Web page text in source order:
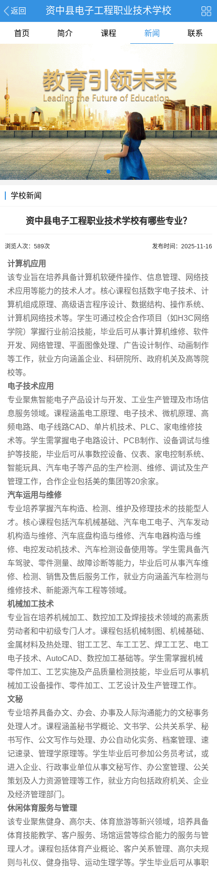
返回 资中县电子工程职业技术学校
首页 简介 课程 新闻 联系
学校新闻
资中县电子工程职业技术学校有哪些专业？
浏览人次：589次 发布时间：2025-11-16
计算机应用
该专业旨在培养具备计算机软硬件操作、信息管理、网络技
术应用等能力的技术人才。核心课程包括数字电子技术、计
算机组成原理、高级语言程序设计、数据结构、操作系统、
计算机网络技术等。学生可通过校企合作项目（如H3C网络
学院）掌握行业前沿技能，毕业后可从事计算机维修、软件
开发、网络管理、平面图像处理、广告设计制作、动画制作
等工作，就业方向涵盖企业、科研院所、政府机关及高等院
校等。
电子技术应用
专业聚焦智能电子产品设计与开发、工业生产管理及市场信
息服务领域。课程涵盖电工原理、电子技术、微机原理、高
频电路、电子线路CAD、单片机技术、PLC、家电维修技
术等。学生需掌握电子电路设计、PCB制作、设备调试与维
护等技能，毕业后可从事数控设备、仪表、家电控制系统、
智能玩具、汽车电子等产品的生产检测、维修、调试及生产
管理工作，合作企业包括美的集团等20余家。
汽车运用与维修
专业培养掌握汽车构造、检测、维护及修理技术的技能型人
才。核心课程包括汽车机械基础、汽车电工电子、汽车发动
机构造与维修、汽车底盘构造与维修、汽车电器构造与维
修、电控发动机技术、汽车检测设备使用等。学生需具备汽
车驾驶、零件测量、故障诊断等能力，毕业后可从事汽车维
修、检测、销售及售后服务工作，就业方向涵盖汽车检测与
维修技术、新能源汽车工程等领域。
机械加工技术
专业旨在培养机械加工、数控加工及焊接技术领域的高素质
劳动者和中初级专门人才。课程包括机械制图、机械基础、
金属材料及热处理、钳工工艺、车工工艺、焊工工艺、电工
电子技术、AutoCAD、数控加工基础等。学生需掌握机械
零件加工、工艺实施及产品质量检测技能，毕业后可从事机
械加工设备操作、零件加工、工艺设计及生产管理工作。
文秘
专业培养具备办文、办会、办事及人际沟通能力的文秘事务
处理人才。课程涵盖秘书学概论、文书学、公共关系学、秘
书写作、公文写作与处理、办公自动化实务、档案管理、速
记速录、管理学原理等。学生毕业后可参加公务员考试，或
进入企业、行政事业单位从事文秘写作、办公室管理、公关
策划及人力资源管理等工作，就业方向包括政府机关、企业
及经济管理部门。
休闲体育服务与管理
该专业聚焦健身、高尔夫、体育旅游等新兴领域，培养具备
体育技能教学、客户服务、场馆运营等综合能力的服务与管
理人才。课程包括体育产业概论、客户关系管理、高尔夫规
则与礼仪、健身指导、运动生理学等。学生毕业后可从事职